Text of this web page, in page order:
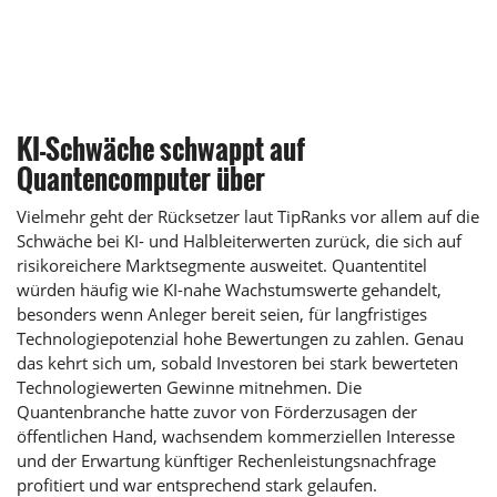
KI-Schwäche schwappt auf
Quantencomputer über
Vielmehr geht der Rücksetzer laut TipRanks vor allem auf die
Schwäche bei KI- und Halbleiterwerten zurück, die sich auf
risikoreichere Marktsegmente ausweitet. Quantentitel
würden häufig wie KI-nahe Wachstumswerte gehandelt,
besonders wenn Anleger bereit seien, für langfristiges
Technologiepotenzial hohe Bewertungen zu zahlen. Genau
das kehrt sich um, sobald Investoren bei stark bewerteten
Technologiewerten Gewinne mitnehmen. Die
Quantenbranche hatte zuvor von Förderzusagen der
öffentlichen Hand, wachsendem kommerziellen Interesse
und der Erwartung künftiger Rechenleistungsnachfrage
profitiert und war entsprechend stark gelaufen.